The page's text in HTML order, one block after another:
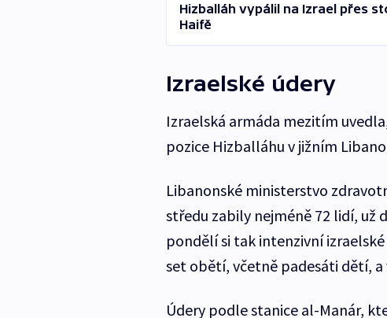
Hizballáh vypálil na Izrael přes
Haifě
Izraelské údery
Izraelská armáda mezitím
pozice Hizballáhu v jižním
Libanonské ministerstvo
středu zabily nejméně 72 lidí, už
pondělí si tak intenzivní
set obětí, včetně padesáti dětí, a
Údery podle stanice al-Manár,